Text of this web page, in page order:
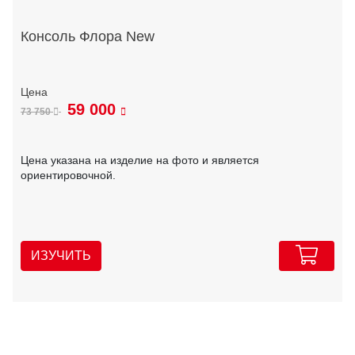
Консоль Флора New
73 750 59 000
Цена указана на изделие на фото и является
ориентировочной.
ИЗУЧИТЬ